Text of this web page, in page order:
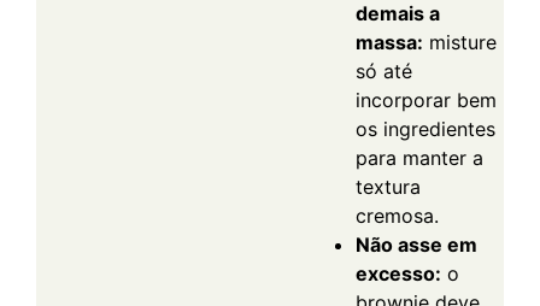
demais a
massa: misture
só até
incorporar bem
os ingredientes
para manter a
textura
cremosa.
Não asse em
excesso: o